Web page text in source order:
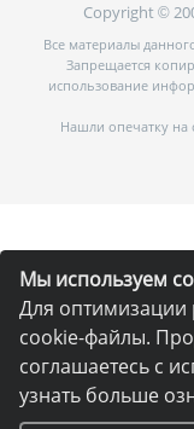
Мы используем
Для оптимизации
cookie-файлы.
соглашаетесь с
узнать больше
Copyright ©
Все материалы
Запрещается
использование
Нашли опечатку на